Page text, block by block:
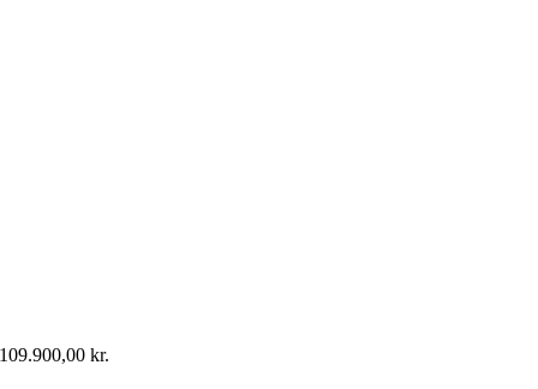
109.900,00kr.